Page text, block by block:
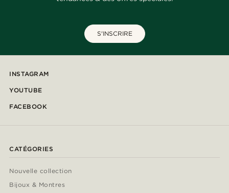
S'INSCRIRE
INSTAGRAM
YOUTUBE
FACEBOOK
CATÉGORIES
Nouvelle collection
Bijoux & Montres